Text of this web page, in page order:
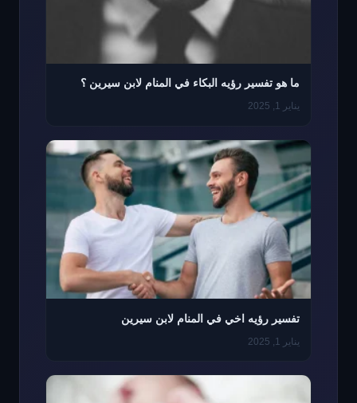
ما هو تفسير رؤيه البكاء في المنام لابن سيرين ؟
يناير 1, 2025
تفسير رؤيه اخي في المنام لابن سيرين
يناير 1, 2025